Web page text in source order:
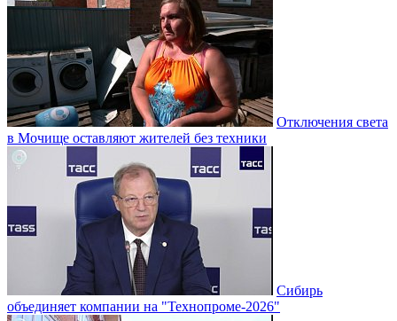
Отключения света
в Мочище оставляют жителей без техники
Сибирь
объединяет компании на "Технопроме-2026"